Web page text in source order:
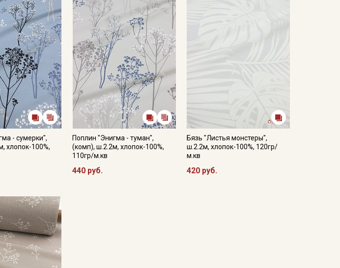
их на режиме «хлопок» (до 110С).
от оригинального цвета ткани в зависимости от настроек вашего монитора.
- сумерки",
хлопок-100%,
Поплин "Энигма - туман",
(комп), ш.2.2м, хлопок-100%,
110гр/м.кв
440 руб.
Бязь "Листья монстеры",
ш.2.2м, хлопок-100%, 120гр/
м.кв
420 руб.
рассылка от
дополнительные
до 30% на узкие
тканей